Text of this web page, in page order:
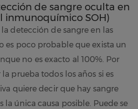
de sangre oculta en
inmunoquímico SOH)
la detección de sangre en las
es poco probable que exista un
no es exacto al 100%. Por
prueba todos los años si es
quiere decir que hay sangre
la única causa posible. Puede se